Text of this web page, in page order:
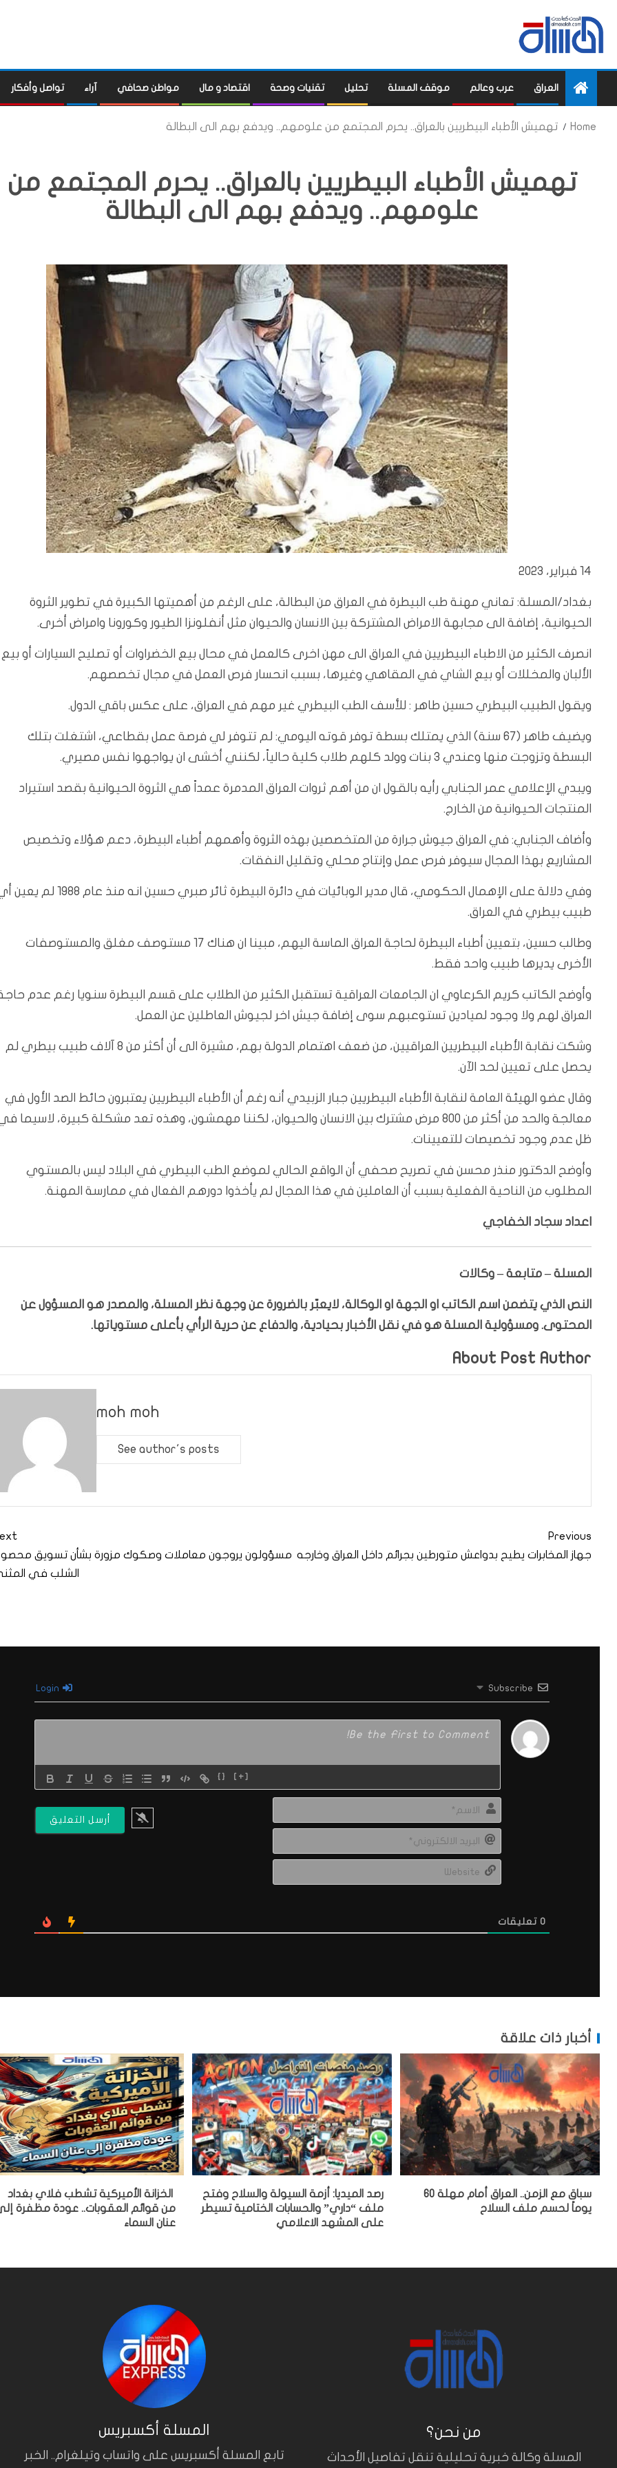
العراق عرب وعالم موقف المسلة تحليل تقنيات وصحة اقتصاد و مال مواطن صحافي آراء تواصل وأفكار
Home تهميش الأطباء البيطريين بالعراق.. يحرم المجتمع من علومهم.. ويدفع بهم الى البطالة
تهميش الأطباء البيطريين بالعراق.. يحرم المجتمع من
علومهم.. ويدفع بهم الى البطالة
14 فبراير، 2023
بغداد/المسلة: تعاني مهنة طب البيطرة في العراق من البطالة، على الرغم من أهميتها الكبيرة في تطوير الثروة
الحيوانية، إضافة الى مجابهة الامراض المشتركة بين الانسان والحيوان مثل أنفلونزا الطيور وكورونا وامراض أخرى.
انصرف الكثير من الاطباء البيطريين في العراق الى مهن اخرى كالعمل في محال بيع الخضراوات أو تصليح السيارات أو بيع
الألبان والمخللات أو بيع الشاي في المقاهي وغيرها، بسبب انحسار فرص العمل في مجال تخصصهم.
ويقول الطبيب البيطري حسين طاهر : للأسف الطب البيطري غير مهم في العراق، على عكس باقي الدول.
ويضيف طاهر (67 سنة) الذي يمتلك بسطة توفر قوته اليومي: لم تتوفر لي فرصة عمل بقطاعي، اشتغلت بتلك
البسطة وتزوجت منها وعندي 3 بنات وولد كلهم طلاب كلية حالياً، لكنني أخشى ان يواجهوا نفس مصيري.
ويبدي الإعلامي عمر الجنابي رأيه بالقول ان من أهم ثروات العراق المدمرة عمداً هي الثروة الحيوانية بقصد استيراد
المنتجات الحيوانية من الخارج.
وأضاف الجنابي: في العراق جيوش جرارة من المتخصصين بهذه الثروة وأهمهم أطباء البيطرة، دعم هؤلاء وتخصيص
المشاريع بهذا المجال سيوفر فرص عمل وإنتاج محلي وتقليل النفقات.
وفي دلالة على الإهمال الحكومي، قال مدير الوبائيات في دائرة البيطرة ثائر صبري حسين انه منذ عام
طبيب بيطري في العراق.
وطالب حسين، بتعيين أطباء البيطرة لحاجة العراق الماسة اليهم، مبينا ان هناك 17 مستوصف مغلق والمستوصفات
الأخرى يديرها طبيب واحد فقط.
وأوضح الكاتب كريم الكرعاوي ان الجامعات العراقية تستقبل الكثير من الطلاب على قسم البيطرة سنويا رغم عدم
العراق لهم ولا وجود لميادين تستوعبهم سوى إضافة جيش اخر لجيوش العاطلين عن العمل.
وشكت نقابة الأطباء البيطريين العراقيين، من ضعف اهتمام الدولة بهم، مشيرة الى أن أكثر من 8 آلاف طبيب بيطري لم
يحصل على تعيين لحد الآن.
وقال عضو الهيئة العامة لنقابة الأطباء البيطريين جبار الزبيدي أنه رغم أن الأطباء البيطريين يعتبرون حائط الصد الأول في
معالجة والحد من أكثر من 800 مرض مشترك بين الانسان والحيوان، لكننا مهمشون، وهذه تعد مشكلة كبيرة، لاسيما
ظل عدم وجود تخصيصات للتعيينات.
وأوضح الدكتور منذر محسن في تصريح صحفي أن الواقع الحالي لموضع الطب البيطري في البلاد ليس بالمستوي
المطلوب من الناحية الفعلية بسبب أن العاملين في هذا المجال لم يأخذوا دورهم الفعال في ممارسة المهنة.
اعداد سجاد الخفاجي
المسلة – متابعة – وكالات
النص الذي يتضمن اسم الكاتب او الجهة او الوكالة، لايعبّر بالضرورة عن وجهة نظر المسلة، والمصدر هو المسؤول عن
المحتوى. ومسؤولية المسلة هو في نقل الأخبار بحيادية، والدفاع عن حرية الرأي بأعلى مستوياتها.
About Post Author
moh moh
See author's posts
Previous
جهاز المخابرات يطيح بدواعش متورطين بجرائم داخل العراق وخارجه مسؤولون يروجون معاملات وصكوك مزورة بشأن تسويق
الشلب في
Subscribe
{} [+]
0 تعليقات
أخبار ذات علاقة
سباق مع الزمن.. العراق أمام مهلة 60
يوماً لحسم ملف السلاح
رصد الميديا: أزمة السيولة والسلاح وفتح
ملف “داري” والحسابات الختامية تسيطر
على المشهد الاعلامي
الخزانة الأميركية تشطب فلاي بغداد
من قوائم العقوبات.. عودة مظفرة
عنان السماء
المسلة أكسبريس
تابع المسلة أكسبريس على واتساب وتيلغرام.. الخبر
من نحن؟
المسلة وكالة خبرية تحليلية تنقل تفاصيل الأحداث